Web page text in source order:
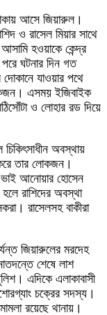
আসে জিয়ারুল।
ও রাসেল মিয়ার সাথে
হওয়াকে কেন্দ্র
ঘটনার দিন গত
দোকানে যাওয়ার পথে
এসময় ইজিবাইক
ও লোহার রড দিয়ে
চিকিৎসাধীন অবস্থায়
তার লোকজন।
ভাই আনোয়ার হোসেন
রাশিদের অবস্থা
রাসেলসহ বাকীরা
জিয়ারুলের মরদেহ
শেষে লাশ
এদিকে এলাকাবাসী
চক্রের সদস্য।
রয়েছে থানায়।